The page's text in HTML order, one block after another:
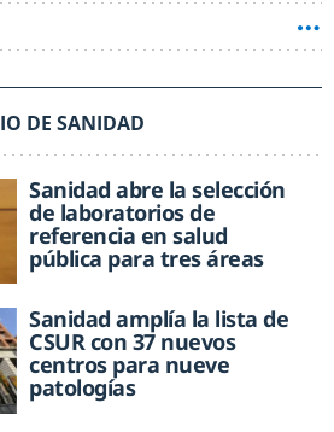
DE SANIDAD
Sanidad abre la selección
de laboratorios de
referencia en salud
pública para tres áreas
Sanidad amplía la lista de
CSUR con 37 nuevos
centros para nueve
patologías